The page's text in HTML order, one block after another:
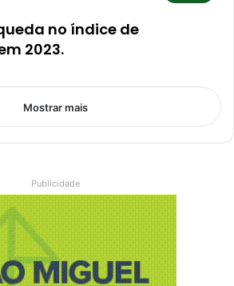
no índice de
2023.
Mostrar mais
Publicidade